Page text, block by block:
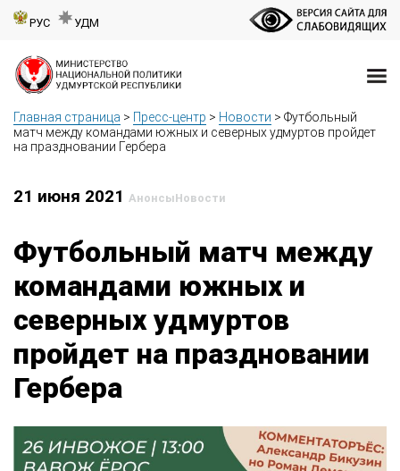
РУС УДМ
Главная страница > Пресс-центр > Новости > Футбольный
матч между командами южных и северных удмуртов пройдет
на праздновании Гербера
21 июня 2021 АнонсыНовости
Футбольный матч между
командами южных и
северных удмуртов
пройдет на праздновании
Гербера